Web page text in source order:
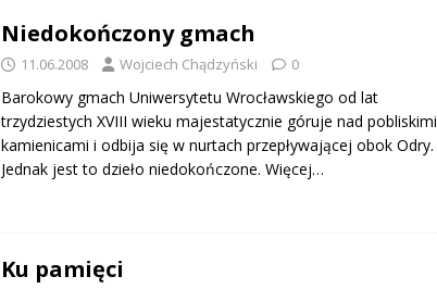
Niedokończony gmach
11.06.2008 Wojciech Chądzyński 0
Barokowy gmach Uniwersytetu Wrocławskiego od lat
trzydziestych XVIII wieku majestatycznie góruje nad pobliskimi
kamienicami i odbija się w nurtach przepływającej obok Odry.
Jednak jest to dzieło niedokończone. Więcej…
Ku pamięci